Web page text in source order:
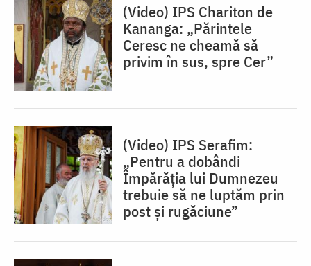
(Video) IPS Chariton de
Kananga: „Părintele
Ceresc ne cheamă să
privim în sus, spre Cer”
(Video) IPS Serafim:
„Pentru a dobândi
Împărăția lui Dumnezeu
trebuie să ne luptăm prin
post și rugăciune”